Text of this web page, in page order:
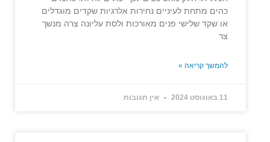
כהים מתחת לעיניים נחירות אלרגיות שקדים מוגדלים
או שקד שלישי פנים מאורכות ולסת עליונה צרה מנשך
צר
להמשך קריאה »
11 באוגוסט 2024 אין תגובות